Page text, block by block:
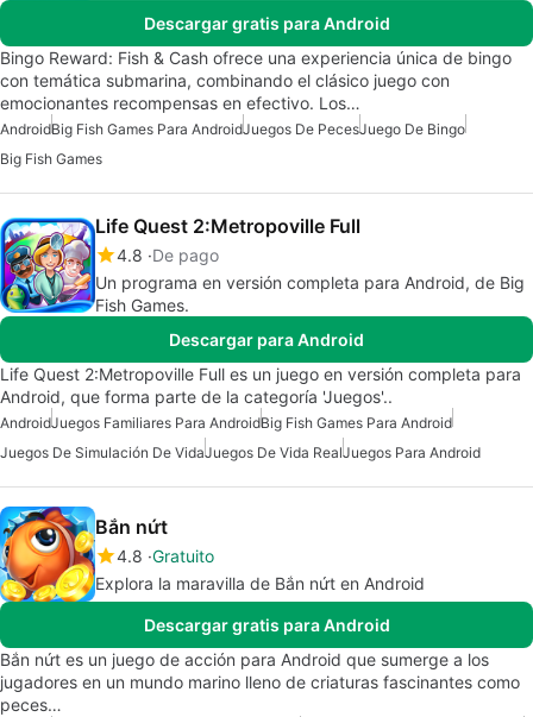
Descargar gratis para Android
Bingo Reward: Fish & Cash ofrece una experiencia única de bingo
con temática submarina, combinando el clásico juego con
emocionantes recompensas en efectivo. Los…
AndroidBig Fish Games Para AndroidJuegos De PecesJuego De Bingo
Big Fish Games
Life Quest 2:Metropoville Full
4.8 De pago
Un programa en versión completa para Android, de Big
Fish Games.
Descargar para Android
Life Quest 2:Metropoville Full es un juego en versión completa para
Android, que forma parte de la categoría 'Juegos'..
AndroidJuegos Familiares Para AndroidBig Fish Games Para Android
Juegos De Simulación De VidaJuegos De Vida RealJuegos Para Android
Bắn nứt
4.8 Gratuito
Explora la maravilla de Bắn nứt en Android
Descargar gratis para Android
Bắn nứt es un juego de acción para Android que sumerge a los
jugadores en un mundo marino lleno de criaturas fascinantes como
peces…